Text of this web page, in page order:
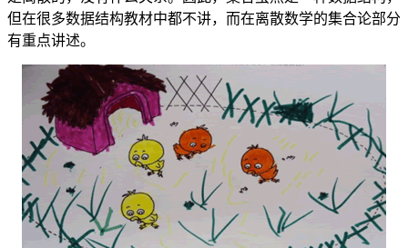
但在很多数据结构教材中都不讲，而在离散数学的集合论部分
有重点讲述。